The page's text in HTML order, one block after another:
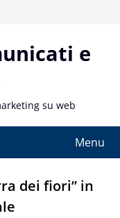
e
su web
Menu
dei fiori” in